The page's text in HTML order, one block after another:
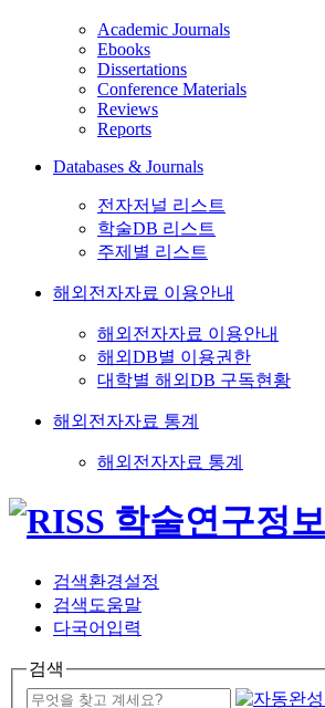
Academic Journals
Ebooks
Dissertations
Conference Materials
Reviews
Reports
Databases & Journals
전자저널 리스트
학술DB 리스트
주제별 리스트
해외전자자료 이용안내
해외전자자료 이용안내
해외DB별 이용권한
대학별 해외DB 구독현황
해외전자자료 통계
해외전자자료 통계
검색환경설정
검색도움말
다국어입력
검색